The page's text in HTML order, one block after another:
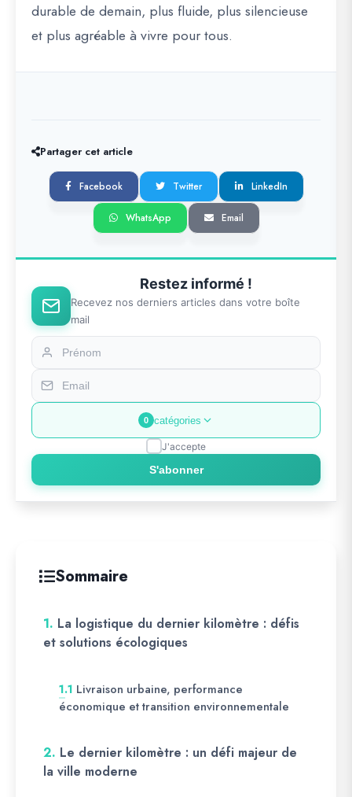
durable de demain, plus fluide, plus silencieuse
et plus agréable à vivre pour tous.
Partager cet article
Facebook Twitter LinkedIn
WhatsApp Email
Restez informé !
Recevez nos derniers articles dans votre boîte
mail
0 catégories
J'accepte
S'abonner
Sommaire
1. La logistique du dernier kilomètre : défis
et solutions écologiques
1.1 Livraison urbaine, performance
économique et transition environnementale
2. Le dernier kilomètre : un défi majeur de
la ville moderne